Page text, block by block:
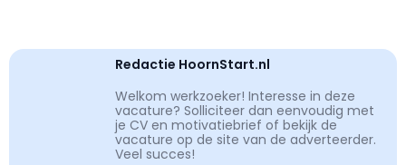
Redactie HoornStart.nl
Welkom werkzoeker! Interesse in deze
vacature? Solliciteer dan eenvoudig met
je CV en motivatiebrief of bekijk de
vacature op de site van de adverteerder.
Veel succes!